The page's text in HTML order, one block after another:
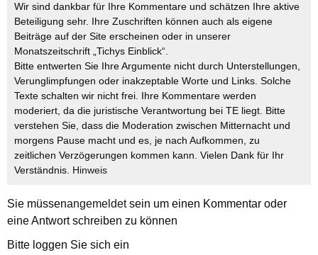
Wir sind dankbar für Ihre Kommentare und schätzen Ihre aktive
Beteiligung sehr. Ihre Zuschriften können auch als eigene
Beiträge auf der Site erscheinen oder in unserer
Monatszeitschrift „Tichys Einblick“.
Bitte entwerten Sie Ihre Argumente nicht durch Unterstellungen,
Verunglimpfungen oder inakzeptable Worte und Links. Solche
Texte schalten wir nicht frei. Ihre Kommentare werden
moderiert, da die juristische Verantwortung bei TE liegt. Bitte
verstehen Sie, dass die Moderation zwischen Mitternacht und
morgens Pause macht und es, je nach Aufkommen, zu
zeitlichen Verzögerungen kommen kann. Vielen Dank für Ihr
Verständnis. Hinweis
Sie müssenangemeldetsein um einen Kommentar oder
eine Antwort schreiben zu können
Bitte loggen Sie sich ein